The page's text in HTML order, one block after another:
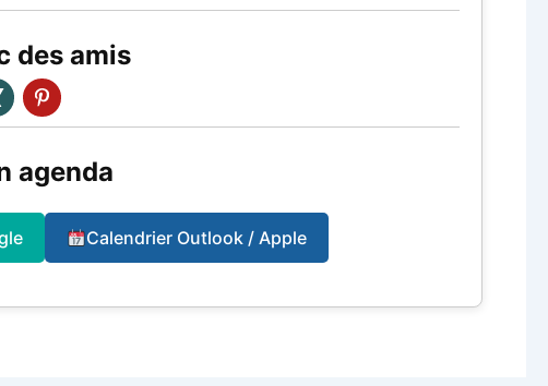
des amis
agenda
Calendrier Outlook / Apple